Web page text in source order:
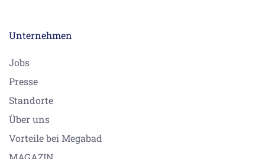
Unternehmen
Jobs
Presse
Standorte
Über uns
Vorteile bei Megabad